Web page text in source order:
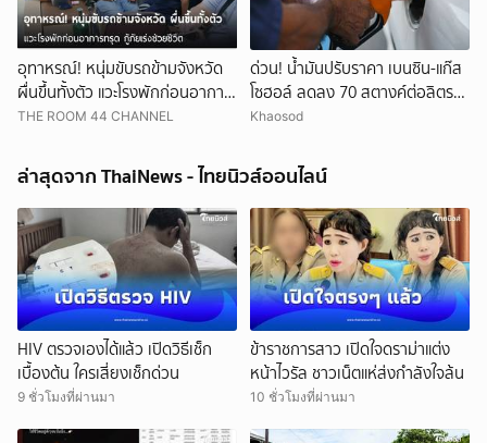
อุทาหรณ์! หนุ่มขับรถข้ามจังหวัด
ผื่นขึ้นทั้งตัว แวะโรงพักก่อนอาการ
ทรุด กู้ภัยเร่งช่วยชีวิต
THE ROOM 44 CHANNEL
ด่วน! น้ำมันปรับราคา เบนซิน-แก๊ส
โซฮอล์ ลดลง 70 สตางค์ต่อลิตร
ส่วนดีเซลราคาคงเดิม
Khaosod
ล่าสุดจาก ThaiNews - ไทยนิวส์ออนไลน์
HIV ตรวจเองได้แล้ว เปิดวิธีเช็ก
เบื้องต้น ใครเสี่ยงเช็กด่วน
9 ชั่วโมงที่ผ่านมา
ข้าราชการสาว เปิดใจดราม่าแต่ง
หน้าไวรัล ชาวเน็ตแห่ส่งกำลังใจล้น
10 ชั่วโมงที่ผ่านมา